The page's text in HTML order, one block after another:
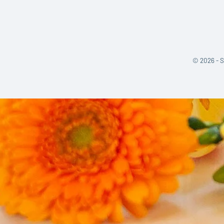
© 2026 -